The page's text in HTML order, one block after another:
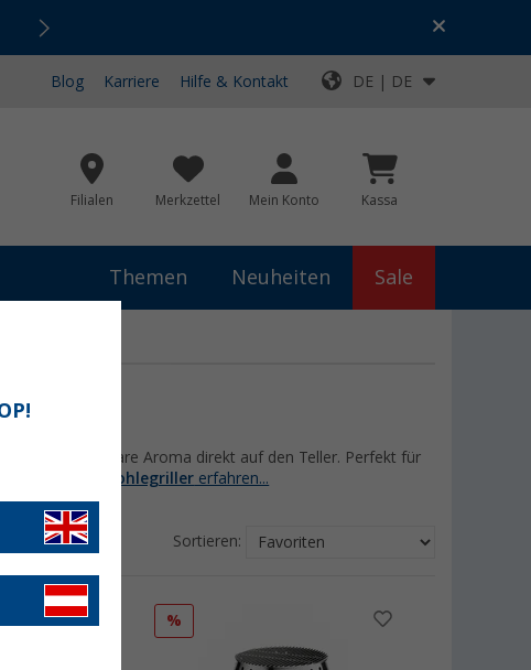
Top-Deals für dein Abenteuer!
Blog Karriere Hilfe & Kontakt DE | DE
Filialen Merkzettel Mein Konto Kassa
Themen Neuheiten Sale
unverwechselbare Aroma direkt auf den Teller. Perfekt für
Holzkohlegriller erfahren...
Sortieren:
%